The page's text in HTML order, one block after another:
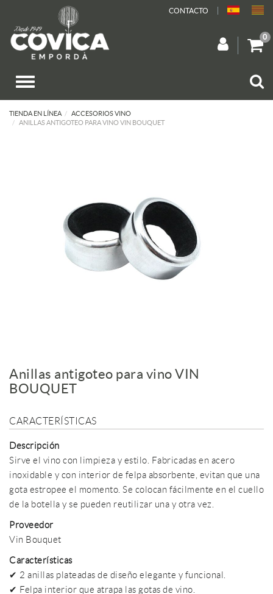
CONTACTO
0
TIENDA EN LÍNEA
ACCESORIOS VINO
ANILLAS ANTIGOTEO PARA VINO VIN BOUQUET
Anillas antigoteo para vino VIN
BOUQUET
CARACTERÍSTICAS
Descripción
Sirve el vino con limpieza y estilo. Fabricadas en acero
inoxidable y con interior de felpa absorbente, evitan que una
gota estropee el momento. Se colocan fácilmente en el cuello
de la botella y se pueden reutilizar una y otra vez.
Proveedor
Vin Bouquet
Características
✔ 2 anillas plateadas de diseño elegante y funcional.
✔ Felpa interior que atrapa las gotas de vino.